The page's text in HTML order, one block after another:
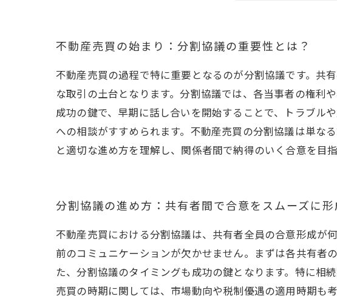
分割協議完了
不動産売買の始まり：分割協議の重要性とは？
不動産売買の過程で特に重要となるのが分割協議です。共
な取引の土台となります。分割協議では、各当事者の権利
成功の鍵で、早期に話し合いを開始することで、トラブル
への相談がすすめられます。不動産売買の分割協議は単な
と適切な進め方を理解し、関係者間で納得のいく合意を目
分割協議の進め方：共有者間で合意をスムーズに形
不動産売買における分割協議は、共有者全員の合意形成が
前のコミュニケーションが欠かせません。まずは各共有者
た、分割協議のタイミングも成功の鍵となります。特に相
売買の時期に関しては、市場動向や税制優遇の適用時期も